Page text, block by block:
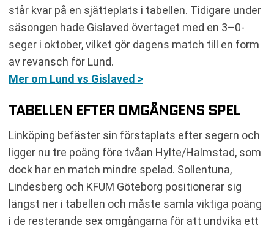
står kvar på en sjätteplats i tabellen. Tidigare under
säsongen hade Gislaved övertaget med en 3–0-
seger i oktober, vilket gör dagens match till en form
av revansch för Lund.
Mer om Lund vs Gislaved >
TABELLEN EFTER OMGÅNGENS SPEL
Linköping befäster sin förstaplats efter segern och
ligger nu tre poäng före tvåan Hylte/Halmstad, som
dock har en match mindre spelad. Sollentuna,
Lindesberg och KFUM Göteborg positionerar sig
längst ner i tabellen och måste samla viktiga poäng
i de resterande sex omgångarna för att undvika ett